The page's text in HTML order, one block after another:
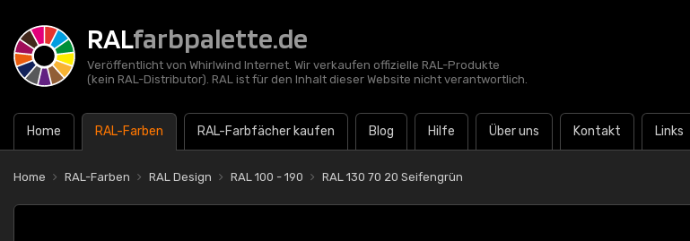
RALfarbpalette.de
Veröffentlicht von Whirlwind Internet. Wir verkaufen offizielle RAL-Produkte
(kein RAL-Distributor). RAL ist für den Inhalt dieser Website nicht verantwortlich.
Home RAL-Farben RAL-Farbfächer kaufen Blog Hilfe Über uns Kontakt Links
Home RAL-Farben RAL Design RAL 100 - 190 RAL 130 70 20 Seifengrün